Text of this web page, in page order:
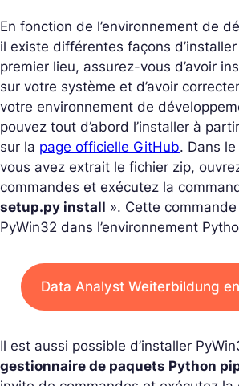
En fonction de l’environnement de
il existe différentes façons d’installer
premier lieu, assurez-vous d’avoir
sur votre système et d’avoir
votre environnement de
pouvez tout d’abord l’installer à
sur la page officielle GitHub. Dans
vous avez extrait le fichier zip,
commandes et exécutez la
setup.py install ». Cette
PyWin32 dans l’environnement
Data Analyst Weiterbildung
Il est aussi possible d’installer
gestionnaire de paquets Python